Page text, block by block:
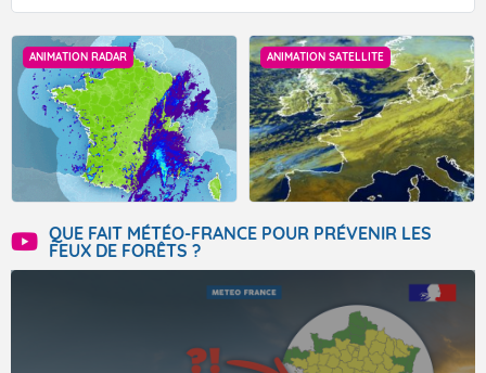
ANIMATION RADAR ANIMATION SATELLITE
QUE FAIT MÉTÉO-FRANCE POUR PRÉVENIR LES
FEUX DE FORÊTS ?